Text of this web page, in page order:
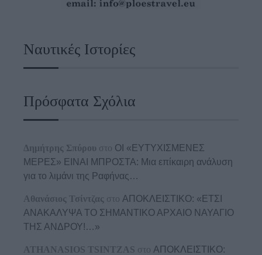
Ναυτικές Ιστορίες
Πρόσφατα Σχόλια
Δημήτρης Σπύρου στο ΟΙ «ΕΥΤΥΧΙΣΜΕΝΕΣ
ΜΕΡΕΣ» ΕΙΝΑΙ ΜΠΡΟΣΤΑ: Μια επίκαιρη ανάλυση
για το λιμάνι της Ραφήνας…
Αθανάσιος Τσίντζας στο ΑΠΟΚΛΕΙΣΤΙΚΟ: «ΕΤΣΙ
ΑΝΑΚΑΛΥΨΑ ΤΟ ΣΗΜΑΝΤΙΚΟ ΑΡΧΑΙΟ ΝΑΥΑΓΙΟ
ΤΗΣ ΑΝΔΡΟΥ!…»
ATHANASIOS TSINTZAS στο ΑΠΟΚΛΕΙΣΤΙΚΟ: